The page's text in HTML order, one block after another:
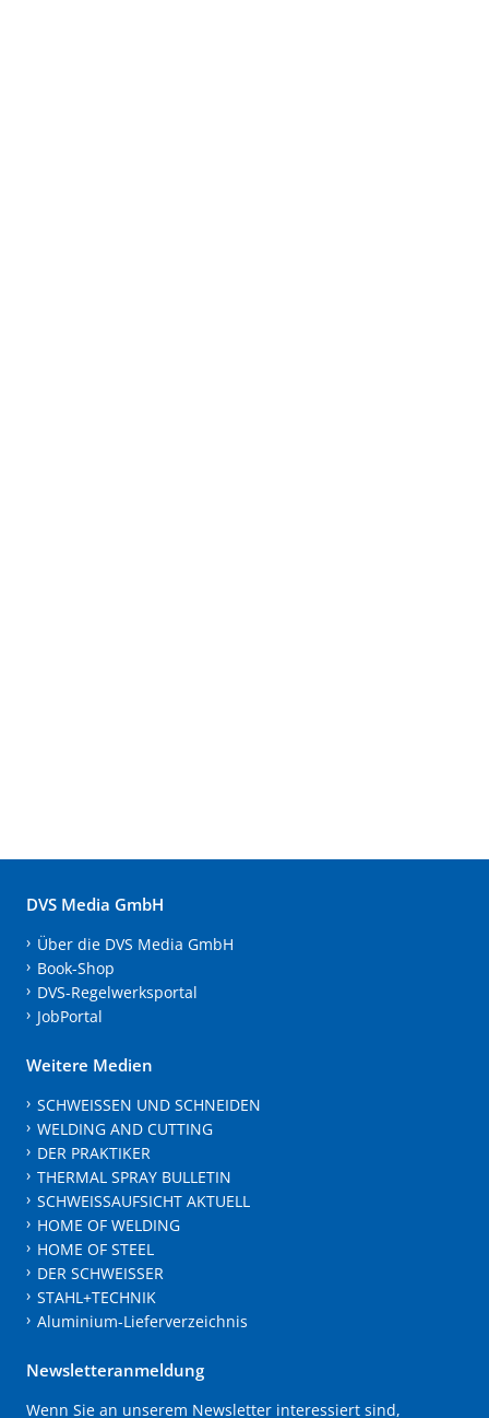
DVS Media GmbH
Über die DVS Media GmbH
Book-Shop
DVS-Regelwerksportal
JobPortal
Weitere Medien
SCHWEISSEN UND SCHNEIDEN
WELDING AND CUTTING
DER PRAKTIKER
THERMAL SPRAY BULLETIN
SCHWEISSAUFSICHT AKTUELL
HOME OF WELDING
HOME OF STEEL
DER SCHWEISSER
STAHL+TECHNIK
Aluminium-Lieferverzeichnis
Newsletteranmeldung
Wenn Sie an unserem Newsletter interessiert sind,